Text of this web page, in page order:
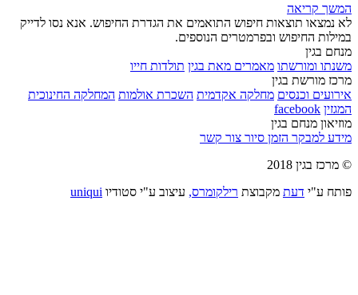
המשך קריאה
לא נמצאו תוצאות חיפוש התואמים את הגדרת החיפוש. אנא נסו לדייק
במילות החיפוש ובפרמטרים הנוספים.
מנחם בגין
משנתו ומורשתו מאמרים מאת בגין תולדות חייו
מרכז מורשת בגין
אירועים וכנסים מחלקה אקדמית השכרת אולמות המחלקה החינוכית
המגזין facebook
מוזיאון מנחם בגין
מידע למבקר הזמן סיור צור קשר
© מרכז בגין 2018
פותח ע"י דעת מקבוצת רילקומרס, עיצוב ע"י סטודיו uniqui